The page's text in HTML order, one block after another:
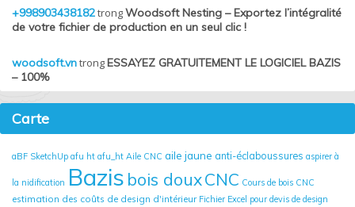
+998903438182trongWoodsoft Nesting – Exportez l’intégralité
de votre fichier de production en un seul clic !
woodsoft.vntrongESSAYEZ GRATUITEMENT LE LOGICIEL BAZIS
– 100%
Carte
aBF SketchUp afu ht afu_ht Aile CNC aile jaune anti-éclaboussures aspirer à
la nidification Bazis bois douxCNC Cours de bois CNC
estimation des coûts de design d'intérieur Fichier Excel pour devis de design